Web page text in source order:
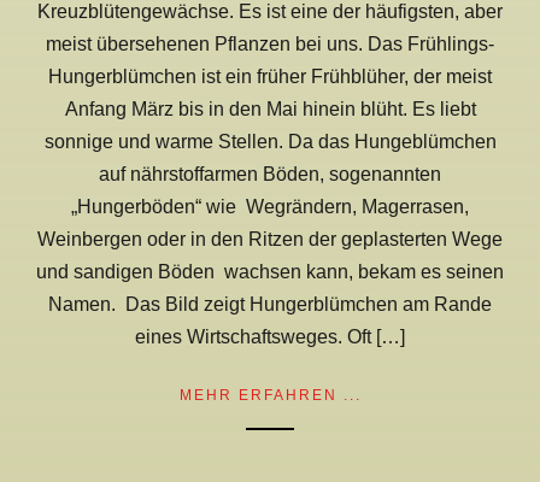
Kreuzblütengewächse. Es ist eine der häufigsten, aber
meist übersehenen Pflanzen bei uns. Das Frühlings-
Hungerblümchen ist ein früher Frühblüher, der meist
Anfang März bis in den Mai hinein blüht. Es liebt
sonnige und warme Stellen. Da das Hungeblümchen
auf nährstoffarmen Böden, sogenannten
„Hungerböden“ wie Wegrändern, Magerrasen,
Weinbergen oder in den Ritzen der geplasterten Wege
und sandigen Böden wachsen kann, bekam es seinen
Namen. Das Bild zeigt Hungerblümchen am Rande
eines Wirtschaftsweges. Oft […]
MEHR ERFAHREN ...